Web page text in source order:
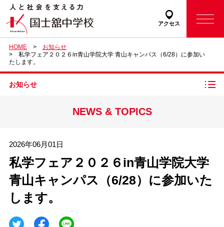
アクセス
HOME
お知らせ
私学フェア２０２６in青山学院大学 青山キャンパス（6/28）に参加い
たします。
お知らせ
NEWS & TOPICS
2026年06月01日
私学フェア２０２６in青山学院大学
青山キャンパス（6/28）に参加いた
します。